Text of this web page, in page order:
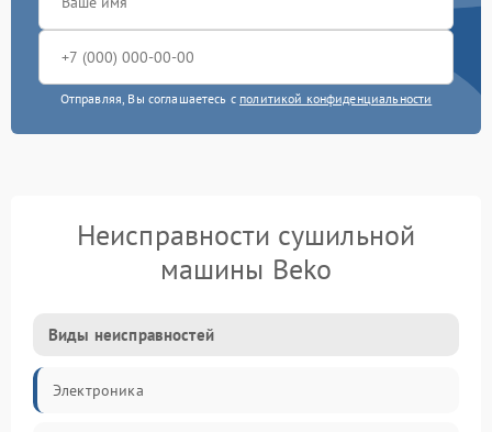
Отправляя, Вы соглашаетесь с политикой конфиденциальности
Неисправности сушильной
машины Beko
Виды неисправностей
Электроника